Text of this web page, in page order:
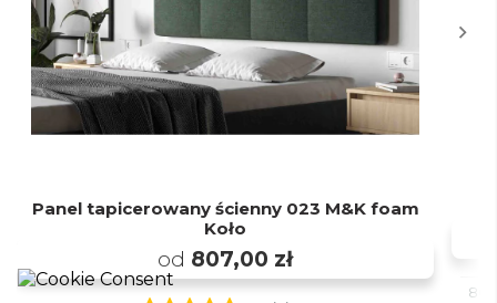
Panel tapicerowany ścienny 023 M&K foam
Koło
od 807,00 zł